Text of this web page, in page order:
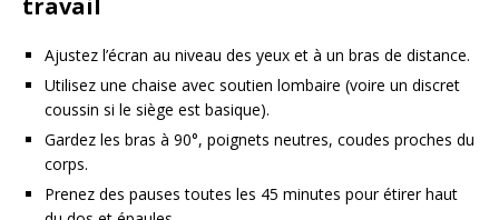
travail
Ajustez l’écran au niveau des yeux et à un bras de distance.
Utilisez une chaise avec soutien lombaire (voire un discret
coussin si le siège est basique).
Gardez les bras à 90°, poignets neutres, coudes proches du
corps.
Prenez des pauses toutes les 45 minutes pour étirer haut